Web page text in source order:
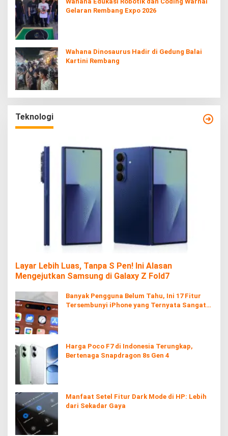
Gelaran Rembang Expo 2026
Wahana Dinosaurus Hadir di Gedung Balai
Kartini Rembang
Teknologi
Layar Lebih Luas, Tanpa S Pen! Ini Alasan
Mengejutkan Samsung di Galaxy Z Fold7
Banyak Pengguna Belum Tahu, Ini 17 Fitur
Tersembunyi iPhone yang Ternyata Sangat
Harga Poco F7 di Indonesia Terungkap,
Bertenaga Snapdragon 8s Gen 4
Manfaat Setel Fitur Dark Mode di HP: Lebih
dari Sekadar Gaya